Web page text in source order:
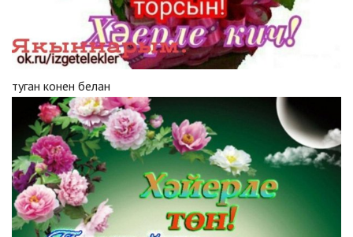
туган конен белан